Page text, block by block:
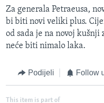
Za generala Petraeusa,
bi biti novi veliki plus.
od sada je na novoj kušnji
neće biti nimalo laka.
Podijeli Follow
This item is part of